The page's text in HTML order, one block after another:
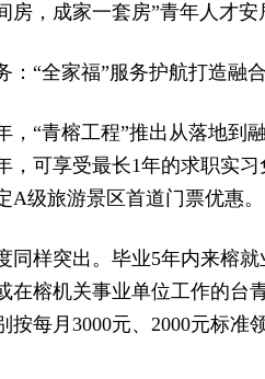
房，成家一套房”青年人才
：“全家福”服务护航打造融
，“青榕工程”推出从落地到
，可享受最长1年的求职实
A级旅游景区首道门票优惠。
同样突出。毕业5年内来榕
在榕机关事业单位工作的台
按每月3000元、2000元标